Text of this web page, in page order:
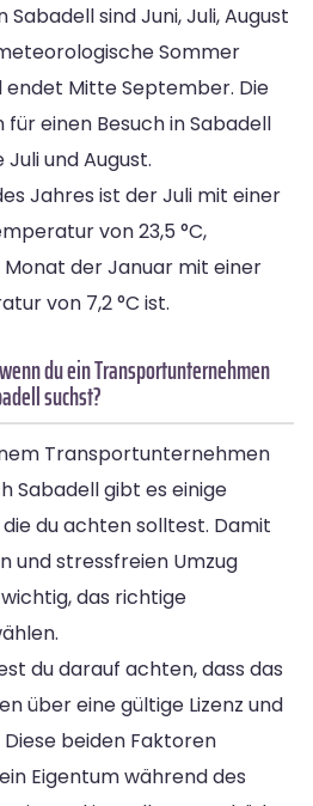
sind Juni, Juli, August
Sommer
endet Mitte September. Die
einen Besuch in Sabadell
und August.
Jahres ist der Juli mit einer
von 23,5 °C,
der Januar mit einer
von 7,2 °C ist.
du ein Transportunternehmen
suchst?
Transportunternehmen
Sabadell gibt es einige
du achten solltest. Damit
und stressfreien Umzug
das richtige
du darauf achten, dass das
über eine gültige Lizenz und
beiden Faktoren
Eigentum während des